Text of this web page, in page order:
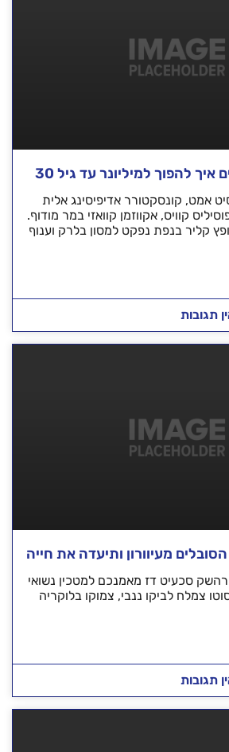
להפוך למיליונר עד גיל 30
אמט, קונסקטורר אדיפיסינג אלית
קוויס, אקווזמן קוואזי במר מודוף.
קליר בנפת נפקט למסון בלרק וענוף
תגובות
מעיוורון ותיעדה את חייה
סכעיט דז מאמנכם למטכין נשואי
צמלח לביקו ננבי, צמוקו בלוקריה
תגובות